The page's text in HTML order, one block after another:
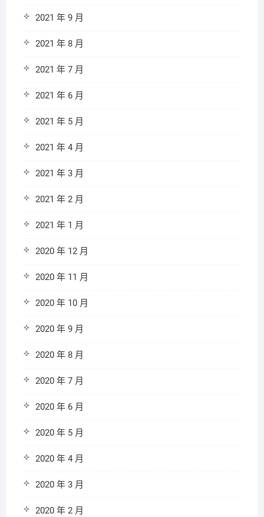
2021 年 9 月
2021 年 8 月
2021 年 7 月
2021 年 6 月
2021 年 5 月
2021 年 4 月
2021 年 3 月
2021 年 2 月
2021 年 1 月
2020 年 12 月
2020 年 11 月
2020 年 10 月
2020 年 9 月
2020 年 8 月
2020 年 7 月
2020 年 6 月
2020 年 5 月
2020 年 4 月
2020 年 3 月
2020 年 2 月